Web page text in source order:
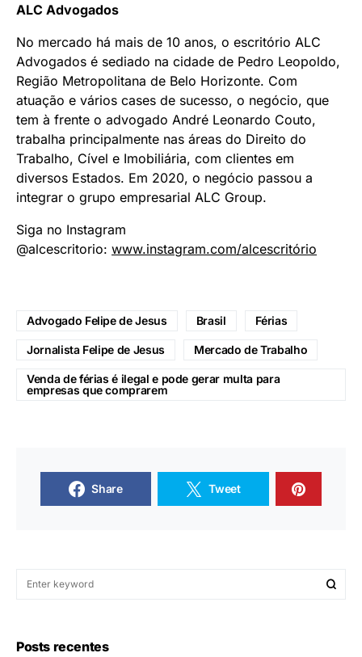
ALC Advogados
No mercado há mais de 10 anos, o escritório ALC
Advogados é sediado na cidade de Pedro Leopoldo,
Região Metropolitana de Belo Horizonte. Com
atuação e vários cases de sucesso, o negócio, que
tem à frente o advogado André Leonardo Couto,
trabalha principalmente nas áreas do Direito do
Trabalho, Cível e Imobiliária, com clientes em
diversos Estados. Em 2020, o negócio passou a
integrar o grupo empresarial ALC Group.
Siga no Instagram
@alcescritorio: www.instagram.com/alcescritório
Advogado Felipe de Jesus Brasil Férias
Jornalista Felipe de Jesus Mercado de Trabalho
Venda de férias é ilegal e pode gerar multa para
empresas que comprarem
Share Tweet
Posts recentes